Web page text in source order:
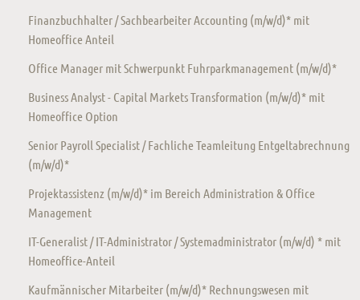
Finanzbuchhalter / Sachbearbeiter Accounting (m/w/d)* mit
Homeoffice Anteil
Office Manager mit Schwerpunkt Fuhrparkmanagement (m/w/d)*
Business Analyst - Capital Markets Transformation (m/w/d)* mit
Homeoffice Option
Senior Payroll Specialist / Fachliche Teamleitung Entgeltabrechnung
(m/w/d)*
Projektassistenz (m/w/d)* im Bereich Administration & Office
Management
IT-Generalist / IT-Administrator / Systemadministrator (m/w/d) * mit
Homeoffice-Anteil
Kaufmännischer Mitarbeiter (m/w/d)* Rechnungswesen mit